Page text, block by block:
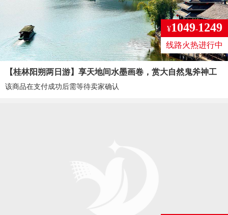
¥1049-1249
线路火热进行中
【桂林阳朔两日游】享天地间水墨画卷，赏大自然鬼斧神工
该商品在支付成功后需等待卖家确认